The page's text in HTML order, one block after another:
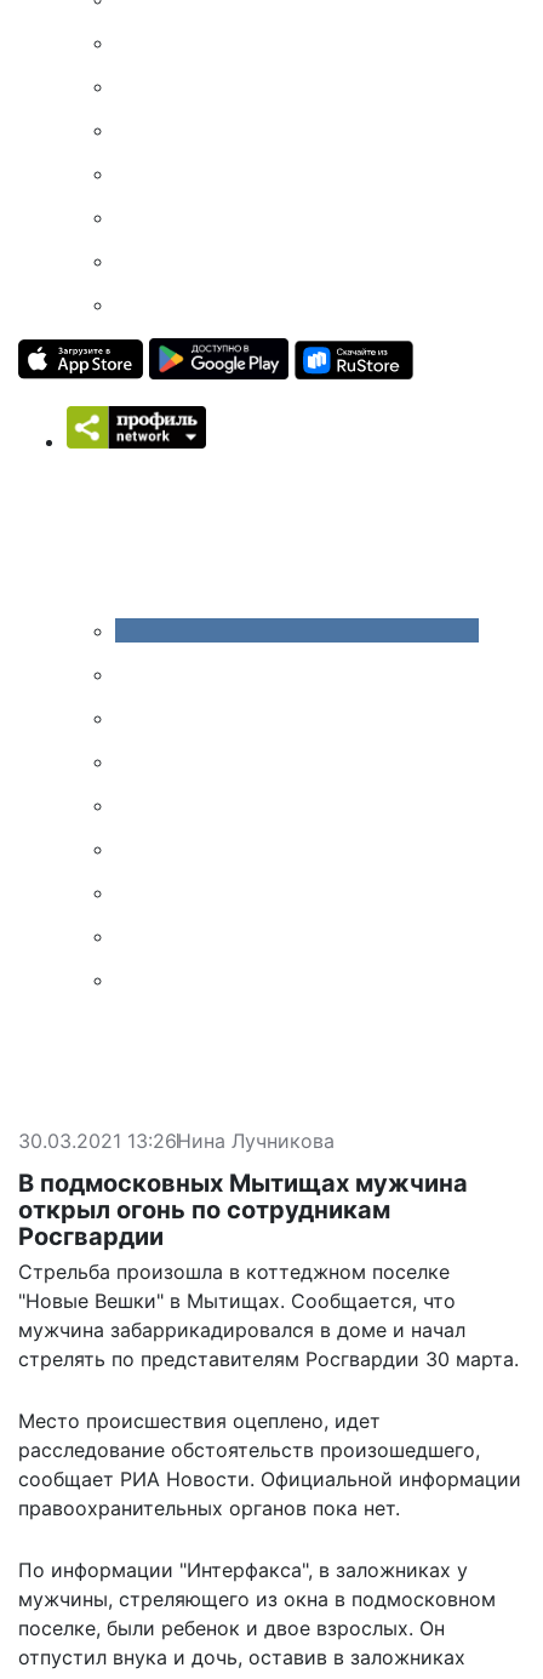
30.03.2021 13:26Нина Лучникова
В подмосковных Мытищах мужчина
открыл огонь по сотрудникам
Росгвардии
Стрельба произошла в коттеджном поселке
"Новые Вешки" в Мытищах. Сообщается, что
мужчина забаррикадировался в доме и начал
стрелять по представителям Росгвардии 30 марта.
Место происшествия оцеплено, идет
расследование обстоятельств произошедшего,
сообщает РИА Новости. Официальной информации
правоохранительных органов пока нет.
По информации "Интерфакса", в заложниках у
мужчины, стреляющего из окна в подмосковном
поселке, были ребенок и двое взрослых. Он
отпустил внука и дочь, оставив в заложниках